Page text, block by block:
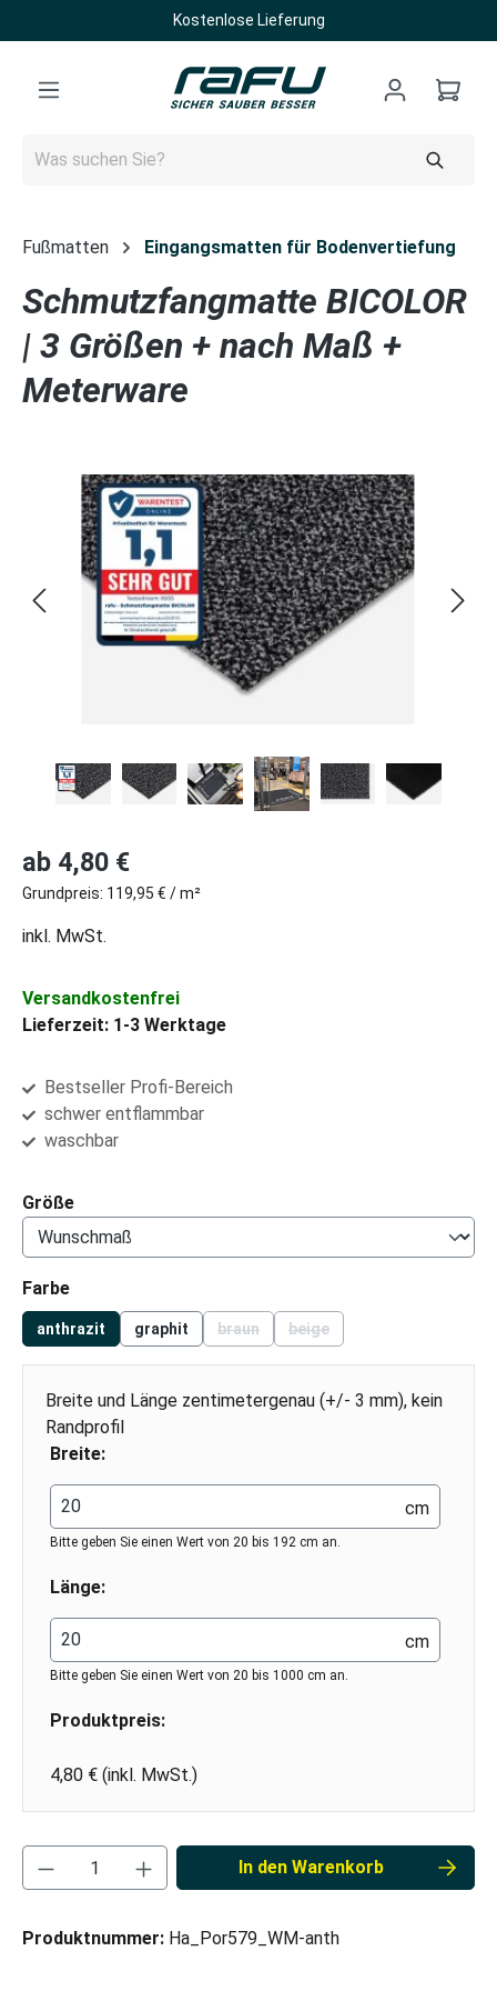
Zum Hauptinhalt springenKostenlose Lieferung
Fußmatten Eingangsmatten für Bodenvertiefung
Schmutzfangmatte BICOLOR
| 3 Größen + nach Maß +
Meterware
Bildergalerie überspringen
Regulärer Preis:
ab 4,80 €
Grundpreis: 119,95 € / m²
inkl. MwSt.
Versandkostenfrei
Lieferzeit: 1-3 Werktage
Bestseller Profi-Bereich
schwer entflammbar
waschbar
Größeauswählen
Farbeauswählen
anthrazit graphit braun
(Diese Option ist zurzeit nicht
beige
(Diese Option ist zurzeit
Breite und Länge zentimetergenau (+/- 3 mm), kein
Randprofil
Breite:
cm
Bitte geben Sie einen Wert von 20 bis 192 cm an.
Länge:
cm
Bitte geben Sie einen Wert von 20 bis 1000 cm an.
Produktpreis:
4,80 € (inkl. MwSt.)
Produkt Anzahl: Gib den gewünschten
In den Warenkorb
Produktnummer: Ha_Por579_WM-anth